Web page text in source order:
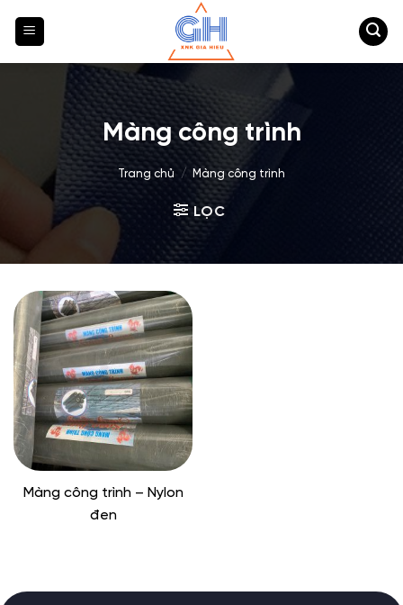
qua
Màng công trình
Trang chủ / Màng công trình
LỌC
Màng công trình – Nylon
đen